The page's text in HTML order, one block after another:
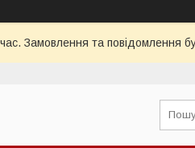
Замовлення та повідомлення